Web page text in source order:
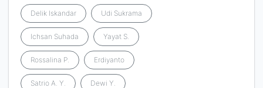
Delik Iskandar Udi Sukrama
Ichsan Suhada Yayat S.
Rossalina P. Erdiyanto
Satrio A. Y. Dewi Y.